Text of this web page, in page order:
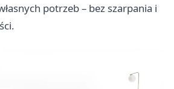
potrzeb – bez szarpania i